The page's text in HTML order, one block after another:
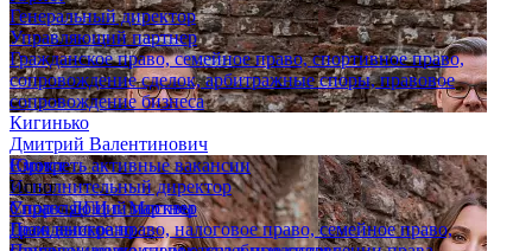
Генеральный директор
Управляющий партнер
Гражданское право, семейное право, спортивное право,
сопровождение сделок, арбитражные споры, правовое
сопровождение бизнеса
Кигинько
Дмитрий Валентинович
Юрист
Исполнительный директор
Управляющий партнер
Гражданское право, налоговое право, семейное право,
Смотреть активные вакансии
Опыт
Спор с ДГИ г. Москвы
Дело выиграно